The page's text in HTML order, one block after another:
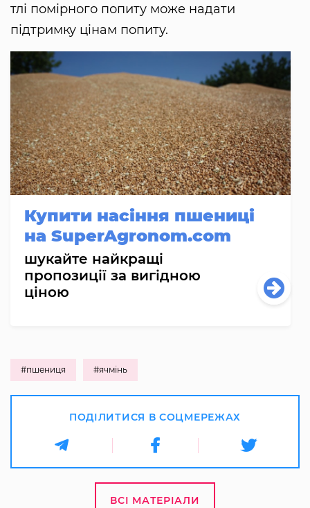
тлі помірного попиту може надати
підтримку цінам попиту.
Купити насіння пшениці
на SuperAgronom.com
шукайте найкращі
пропозиції за вигідною
ціною
#пшениця #ячмінь
ПОДІЛИТИСЯ В СОЦМЕРЕЖАХ
ВСІ МАТЕРІАЛИ